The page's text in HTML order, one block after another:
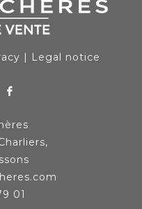
Legal notice
01